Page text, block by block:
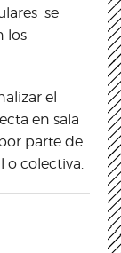
se
los
el
en sala
parte de
o colectiva.